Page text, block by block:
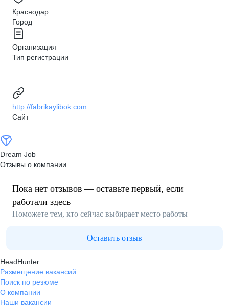
Краснодар
Город
Организация
Тип регистрации
http://fabrikaylibok.com
Сайт
Dream Job
Отзывы о компании
Пока нет отзывов — оставьте первый, если
работали здесь
Поможете тем, кто сейчас выбирает место работы
Оставить отзыв
HeadHunter
Размещение вакансий
Поиск по резюме
О компании
Наши вакансии